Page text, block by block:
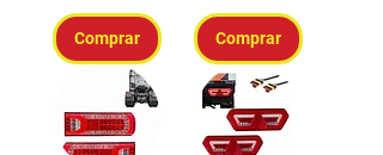
Comprar Comprar